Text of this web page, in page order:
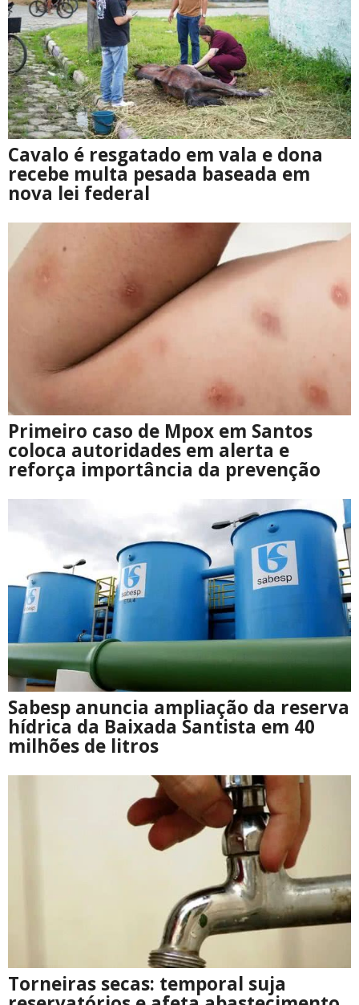
Cavalo é resgatado em vala e dona
recebe multa pesada baseada em
nova lei federal
Primeiro caso de Mpox em Santos
coloca autoridades em alerta e
reforça importância da prevenção
Sabesp anuncia ampliação da reserva
hídrica da Baixada Santista em 40
milhões de litros
Torneiras secas: temporal suja